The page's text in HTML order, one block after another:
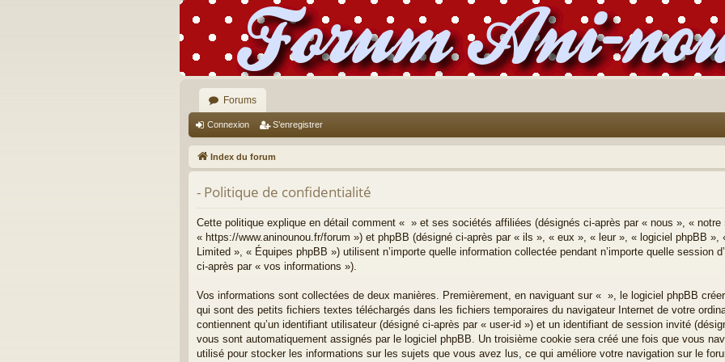
Forums
Connexion S’enregistrer
Index du forum
- Politique de confidentialité
Cette politique explique en détail comment « » et ses sociétés affiliées (désignés ci-après par « nous », «
« https://www.aninounou.fr/forum ») et phpBB (désigné ci-après par « ils », « eux », « leur », « logiciel phpBB »,
Limited », « Équipes phpBB ») utilisent n’importe quelle information collectée pendant n’importe quelle session
ci-après par « vos informations »).
Vos informations sont collectées de deux manières. Premièrement, en naviguant sur « », le logiciel phpBB
qui sont des petits fichiers textes téléchargés dans les fichiers temporaires du navigateur Internet de votre
contiennent qu’un identifiant utilisateur (désigné ci-après par « user-id ») et un identifiant de session invité
vous sont automatiquement assignés par le logiciel phpBB. Un troisième cookie sera créé une fois que vous
utilisé pour stocker les informations sur les sujets que vous avez lus, ce qui améliore votre navigation sur le